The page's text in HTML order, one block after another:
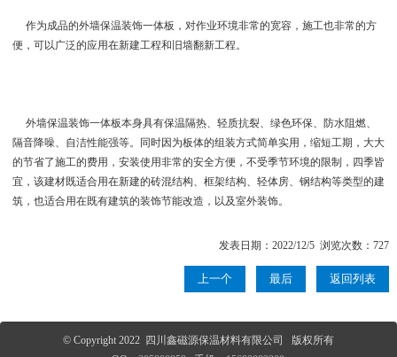
作为成品的外墙保温装饰一体板，对作业环境非常的宽容，施工也非常的方
便，可以广泛的应用在新建工程和旧墙翻新工程。
外墙保温装饰一体板本身具有保温隔热、轻质抗裂、绿色环保、防水阻燃、
隔音降噪、自洁性能强等。同时因为板体的组装方式简单实用，缩短工期，大大
的节省了施工的费用，安装使用非常的安全方便，不受季节环境的限制，四季皆
宜，该建材既适合用在新建的砖混结构、框架结构、轻体房、钢结构等类型的建
筑，也适合用在既有建筑的装饰节能改造，以及室外装饰。
发表日期：2022/12/5 浏览次数：727
上一个 最后 返回列表
© Copyright 2022 四川鑫磁源保温材料有限公司 版权所有